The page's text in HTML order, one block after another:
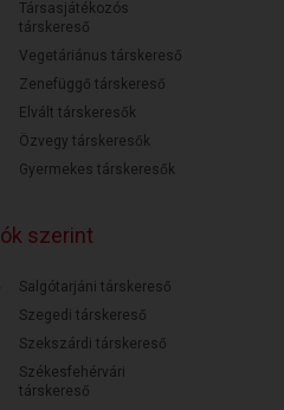
Társasjátékozós
társkereső
Vegetáriánus társkereső
Zenefüggő társkereső
Elvált társkeresők
Özvegy társkeresők
Gyermekes társkeresők
szerint
Salgótarjáni társkereső
Szegedi társkereső
Szekszárdi társkereső
Székesfehérvári
társkereső